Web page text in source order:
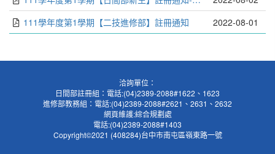
111學年度第1學期【二技進修部】註冊通知
2022-08-01
洽詢單位：
日間部註冊組：電話:(04)2389-2088#1622、1623
進修部教務組：電話:(04)2389-2088#2621、2631、2632
網頁維護:綜合規劃處
電話:(04)2389-2088#1403
Copyright©2021 (408284)台中市南屯區嶺東路一號